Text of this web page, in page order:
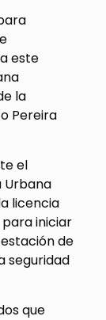
este
la
Pereira
el
Urbana
licencia
iniciar
de
seguridad
que